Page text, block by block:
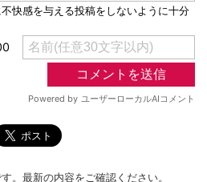
。最新の内容をご確認ください。